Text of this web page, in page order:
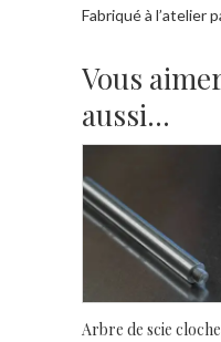
Fabriqué à l’atelier
Vous
aussi…
Arbre de scie cloche